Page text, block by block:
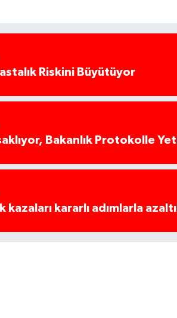
Riskini Büyütüyor
Bakanlık Protokolle
kazaları kararlı adımlarla